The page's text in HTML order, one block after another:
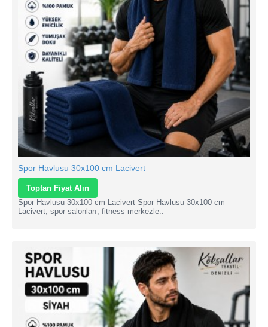
Spor Havlusu 30x100 cm Lacivert
Toptan Fiyat Alın
Spor Havlusu 30x100 cm Lacivert Spor Havlusu 30x100 cm
Lacivert, spor salonları, fitness merkezle..